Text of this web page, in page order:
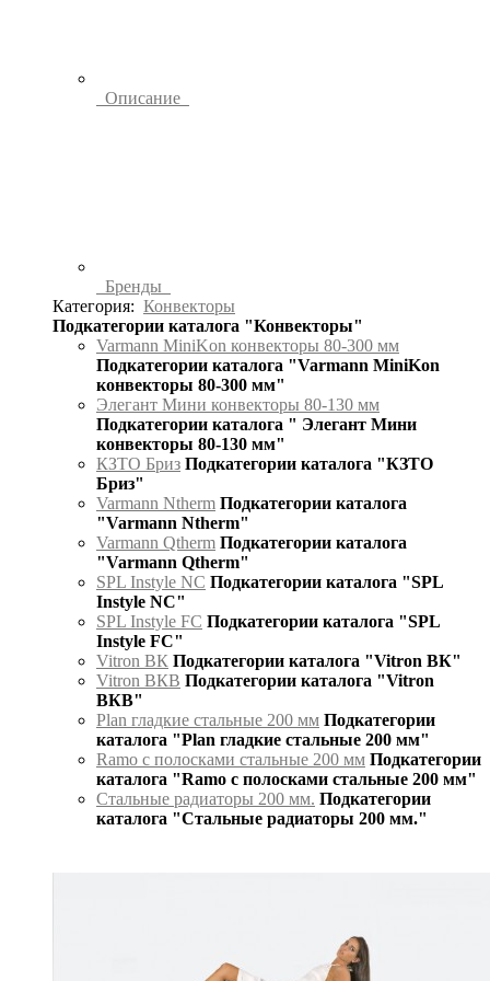
Описание
Бренды
Категория: Конвекторы
Подкатегории каталога "Конвекторы"
Varmann MiniKon конвекторы 80-300 мм
Подкатегории каталога "Varmann MiniKon
конвекторы 80-300 мм"
Элегант Мини конвекторы 80-130 мм
Подкатегории каталога " Элегант Мини
конвекторы 80-130 мм"
КЗТО Бриз Подкатегории каталога "КЗТО
Бриз"
Varmann Ntherm Подкатегории каталога
"Varmann Ntherm"
Varmann Qtherm Подкатегории каталога
"Varmann Qtherm"
SPL Instyle NC Подкатегории каталога "SPL
Instyle NC"
SPL Instyle FC Подкатегории каталога "SPL
Instyle FC"
Vitron ВК Подкатегории каталога "Vitron ВК"
Vitron ВКВ Подкатегории каталога "Vitron
ВКВ"
Plan гладкие стальные 200 мм Подкатегории
каталога "Plan гладкие стальные 200 мм"
Ramo с полосками стальные 200 мм Подкатегории
каталога "Ramo с полосками стальные 200 мм"
Стальные радиаторы 200 мм. Подкатегории
каталога "Стальные радиаторы 200 мм."